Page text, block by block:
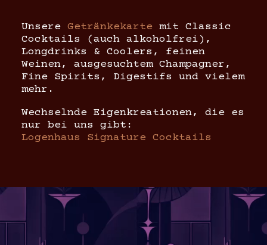
Unsere Getränkekarte mit Classic
Cocktails (auch alkoholfrei),
Longdrinks & Coolers, feinen
Weinen, ausgesuchtem Champagner,
Fine Spirits, Digestifs und vielem
mehr.
Wechselnde Eigenkreationen, die es
nur bei uns gibt:
Logenhaus Signature Cocktails